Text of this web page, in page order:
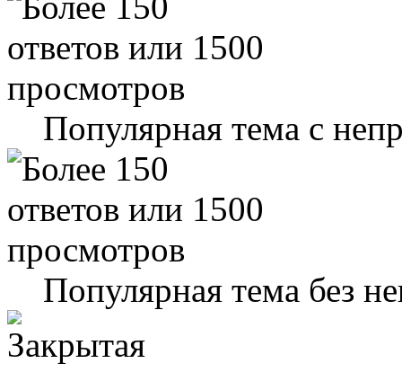
Популярная тема с
Популярная тема без